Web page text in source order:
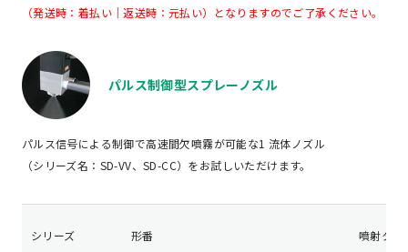
（発送時：着払い｜返送時：元払い）となりますのでご了承ください。
パルス制御型スプレーノズル
パルス信号による制御で高速間欠噴霧が可能な1 流体ノズル
（シリーズ名：SD-VV、SD-CC）をお試しいただけます。
シリーズ 形番 噴射タイ